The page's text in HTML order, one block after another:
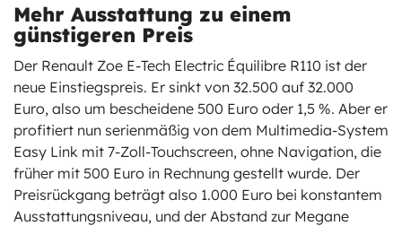
Mehr Ausstattung zu einem
günstigeren Preis
Der Renault Zoe E-Tech Electric Équilibre R110 ist der
neue Einstiegspreis. Er sinkt von 32.500 auf 32.000
Euro, also um bescheidene 500 Euro oder 1,5 %. Aber er
profitiert nun serienmäßig von dem Multimedia-System
Easy Link mit 7-Zoll-Touchscreen, ohne Navigation, die
früher mit 500 Euro in Rechnung gestellt wurde. Der
Preisrückgang beträgt also 1.000 Euro bei konstantem
Ausstattungsniveau, und der Abstand zur Megane